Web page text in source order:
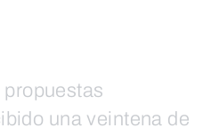
una veintena de